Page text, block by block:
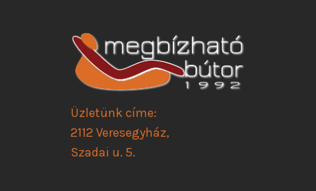
Üzletünk címe:
2112 Veresegyház,
Szadai u. 5.